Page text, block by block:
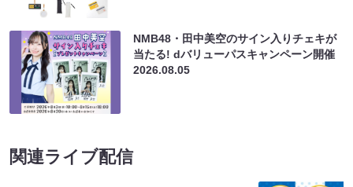
NMB48・田中美空のサイン入りチェキが
当たる! dバリューパスキャンペーン開催
2026.08.05
関連ライブ配信